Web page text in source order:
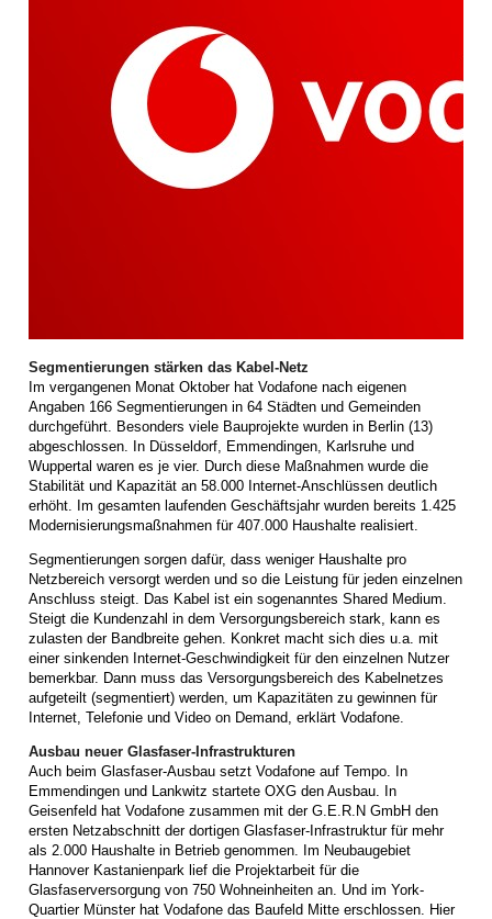
Segmentierungen stärken das Kabel-Netz
Im vergangenen Monat Oktober hat Vodafone nach eigenen
Angaben 166 Segmentierungen in 64 Städten und Gemeinden
durchgeführt. Besonders viele Bauprojekte wurden in Berlin (13)
abgeschlossen. In Düsseldorf, Emmendingen, Karlsruhe und
Wuppertal waren es je vier. Durch diese Maßnahmen wurde die
Stabilität und Kapazität an 58.000 Internet-Anschlüssen deutlich
erhöht. Im gesamten laufenden Geschäftsjahr wurden bereits 1.425
Modernisierungsmaßnahmen für 407.000 Haushalte realisiert.
Segmentierungen sorgen dafür, dass weniger Haushalte pro
Netzbereich versorgt werden und so die Leistung für jeden einzelnen
Anschluss steigt. Das Kabel ist ein sogenanntes Shared Medium.
Steigt die Kundenzahl in dem Versorgungsbereich stark, kann es
zulasten der Bandbreite gehen. Konkret macht sich dies u.a. mit
einer sinkenden Internet-Geschwindigkeit für den einzelnen Nutzer
bemerkbar. Dann muss das Versorgungsbereich des Kabelnetzes
aufgeteilt (segmentiert) werden, um Kapazitäten zu gewinnen für
Internet, Telefonie und Video on Demand, erklärt Vodafone.
Ausbau neuer Glasfaser-Infrastrukturen
Auch beim Glasfaser-Ausbau setzt Vodafone auf Tempo. In
Emmendingen und Lankwitz startete OXG den Ausbau. In
Geisenfeld hat Vodafone zusammen mit der G.E.R.N GmbH den
ersten Netzabschnitt der dortigen Glasfaser-Infrastruktur für mehr
als 2.000 Haushalte in Betrieb genommen. Im Neubaugebiet
Hannover Kastanienpark lief die Projektarbeit für die
Glasfaserversorgung von 750 Wohneinheiten an. Und im York-
Quartier Münster hat Vodafone das Baufeld Mitte erschlossen. Hier